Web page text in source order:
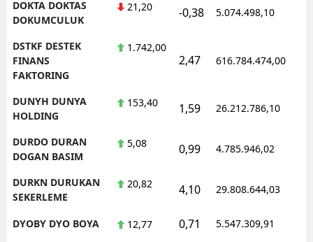
DOKTA DOKTAS
DOKUMCULUK
21,20 -0,38 5.074.498,10
DSTKF DESTEK
FINANS
FAKTORING
1.742,00
2,47 616.784.474,00
DUNYH DUNYA
HOLDING
153,40 1,59 26.212.786,10
DURDO DURAN
DOGAN BASIM
5,08 0,99 4.785.946,02
DURKN DURUKAN
SEKERLEME
20,82 4,10 29.808.644,03
DYOBY DYO BOYA 12,77 0,71 5.547.309,91